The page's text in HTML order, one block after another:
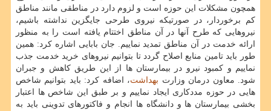
همچون مشكلات این حوزه است و لزوم دارد در مناطقی مانند مناطق
كم برخوردار، در صورتیكه نیروی طرحی جایگزین نداشته باشیم،
نیروهایی كه طرح آنها در آن مناطق اختتام یافته است را به منظور
ارائه خدمت در آن مناطق تمدید نماییم. جان بابایی اشاره كرد: همین
طور باید تامین منابع اصلاح گردد تا بتوانیم نیروهای خرید خدمت جذب
نماییم و كمبود نیرو در بیمارستان ها از این طریق كاهش و جبران
شود. معاون درمان وزارت بهداشت، اضافه كرد: باید بتوانیم شاخص
هایی در حوزه مددكاری ایجاد نماییم و بر طبق این شاخص ها اعتبار
بخشی بیمارستان ها و دانشگاه ها انجام و فاكتورهای تدوینی باید به